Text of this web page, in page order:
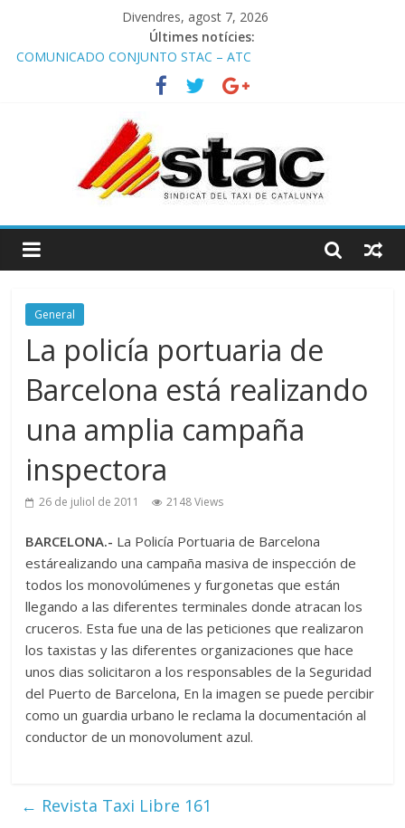
Divendres, agost 7, 2026
Últimes notícies:
COMUNICADO CONJUNTO STAC – ATC
Comunicado STAC/ ATC de la reunión con los Mossos d
‘Esquadra del aeropuerto de Barcelona.
Programa de Radio TAXI LIBRE 29.07.2026 en COOLTURA FM.
STAC/ATC SOLICITAN TAULA TÈCNICA PARA MEJORAR LA
OPERATIVA DE ENTRADA EN EL PUERTO DE BARCELONA.
Programa de Radio TAXI LIBRE 22.07.2026 en COOLTURA FM.
General
La policía portuaria de
Barcelona está realizando
una amplia campaña
inspectora
26 de juliol de 2011 2148 Views
BARCELONA.- La Policía Portuaria de Barcelona
estárealizando una campaña masiva de inspección de
todos los monovolúmenes y furgonetas que están
llegando a las diferentes terminales donde atracan los
cruceros. Esta fue una de las peticiones que realizaron
los taxistas y las diferentes organizaciones que hace
unos dias solicitaron a los responsables de la Seguridad
del Puerto de Barcelona, En la imagen se puede percibir
como un guardia urbano le reclama la documentación al
conductor de un monovolument azul.
← Revista Taxi Libre 161